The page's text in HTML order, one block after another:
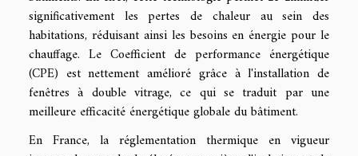
significativement les pertes de chaleur au sein des
habitations, réduisant ainsi les besoins en énergie pour le
chauffage. Le Coefficient de performance énergétique
(CPE) est nettement amélioré grâce à l'installation de
fenêtres à double vitrage, ce qui se traduit par une
meilleure efficacité énergétique globale du bâtiment.
En France, la réglementation thermique en vigueur